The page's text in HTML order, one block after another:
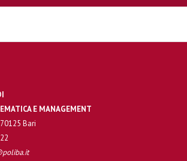
E MANAGEMENT
Bari